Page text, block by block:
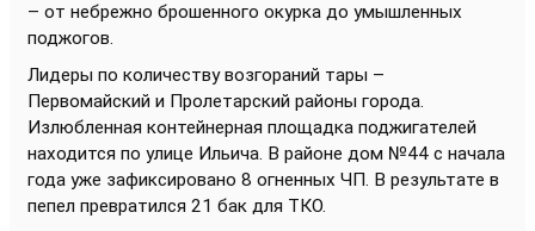
– от небрежно брошенного окурка до умышленных
поджогов.
Лидеры по количеству возгораний тары –
Первомайский и Пролетарский районы города.
Излюбленная контейнерная площадка поджигателей
находится по улице Ильича. В районе дом №44 с начала
года уже зафиксировано 8 огненных ЧП. В результате в
пепел превратился 21 бак для ТКО.